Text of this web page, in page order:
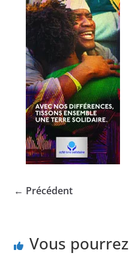
← Précédent
Vous